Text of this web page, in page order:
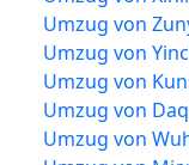
Umzug von
Umzug von
Umzug von
Umzug von
Umzug von